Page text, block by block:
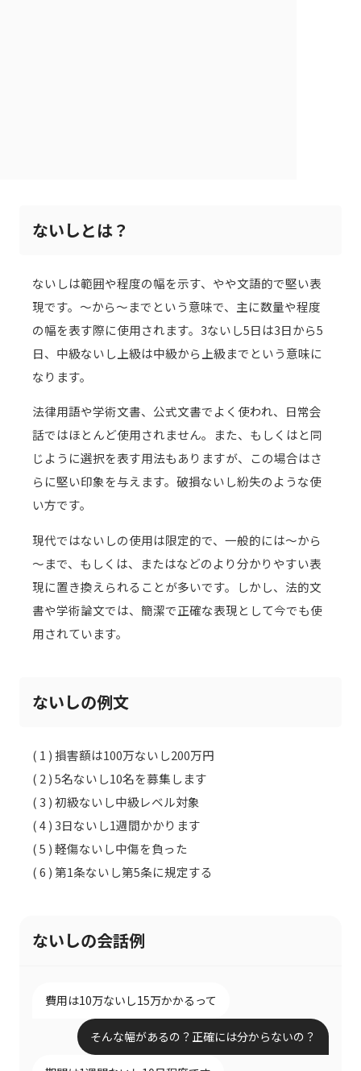
ないしとは？
ないしは範囲や程度の幅を示す、やや文語的で堅い表
現です。～から～までという意味で、主に数量や程度
の幅を表す際に使用されます。3ないし5日は3日から5
日、中級ないし上級は中級から上級までという意味に
なります。
法律用語や学術文書、公式文書でよく使われ、日常会
話ではほとんど使用されません。また、もしくはと同
じように選択を表す用法もありますが、この場合はさ
らに堅い印象を与えます。破損ないし紛失のような使
い方です。
現代ではないしの使用は限定的で、一般的には～から
～まで、もしくは、またはなどのより分かりやすい表
現に置き換えられることが多いです。しかし、法的文
書や学術論文では、簡潔で正確な表現として今でも使
用されています。
ないしの例文
( 1 ) 損害額は100万ないし200万円
( 2 ) 5名ないし10名を募集します
( 3 ) 初級ないし中級レベル対象
( 4 ) 3日ないし1週間かかります
( 5 ) 軽傷ないし中傷を負った
( 6 ) 第1条ないし第5条に規定する
ないしの会話例
費用は10万ないし15万かかるって
そんな幅があるの？正確には分からないの？